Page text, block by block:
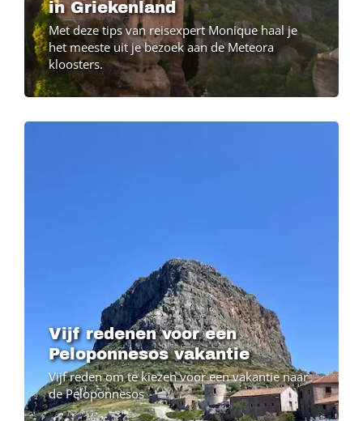
in Griekenland
Met deze tips van reisexpert Monique haal je
het meeste uit je bezoek aan de Meteora
kloosters.
Vijf redenen voor een
Peloponnesos vakantie
Vijf reden om te kiezen voor een vakantie naar
de Peloponnesos